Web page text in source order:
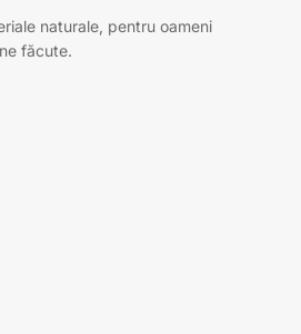
naturale, pentru oameni
făcute.